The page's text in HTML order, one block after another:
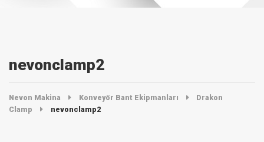
nevonclamp2
Nevon Makina Konveyör Bant Ekipmanları
Drakon
Clamp
nevonclamp2